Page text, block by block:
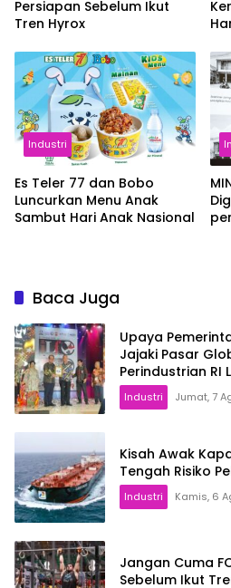
Persiapan Sebelum Ikut
Tren Hyrox
Industri
Es Teler 77 dan Bobo
Luncurkan Menu Anak
Sambut Hari Anak Nasional
Baca Juga
Upaya
Jajaki Pasar
Perindustrian RI
2026
Industri Jumat, 7
Kisah Awak
Tengah Risiko
Industri Kamis, 6
Jangan Cuma
Sebelum Ikut